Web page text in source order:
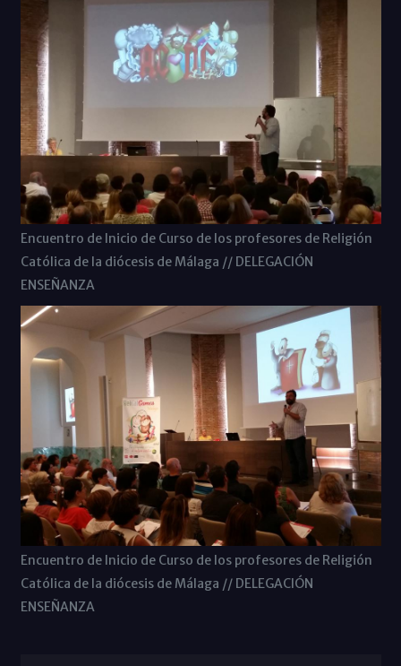
Encuentro de Inicio de Curso de los profesores de Religión
Católica de la diócesis de Málaga // DELEGACIÓN
ENSEÑANZA
Encuentro de Inicio de Curso de los profesores de Religión
Católica de la diócesis de Málaga // DELEGACIÓN
ENSEÑANZA